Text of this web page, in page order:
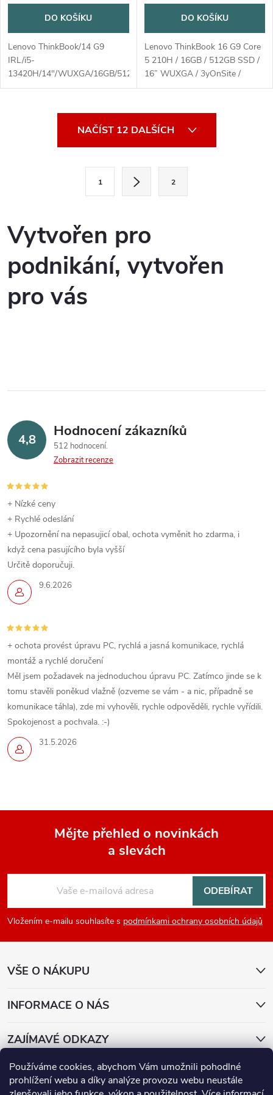
Používáme cookies, abychom Vám umožnili pohodlné
prohlížení webu a díky analýze provozu webu neustále
DO KOŠÍKU
Lenovo ThinkBook/14 G9
IRL/i5-
13420H/14"/WUXGA/16GB/512GB/Intel
int/W11P/Gray/3R On-Site
DO KOŠÍKU
Lenovo ThinkBook 16 G9 Core
5 210H / 16GB / 512GB SSD /
16” WUXGA / 3yOnSite /
Win11 Pro / šedá
d
a
c
í
k
y
v
p
i
s
u
NAČÍST 12 DALŠÍCH
á
n
k
o
v
á
1 2
Vytvořen pro
podnikání, vytvořen
pro vás
4,8 Hodnocení zákazníků
512 hodnocení
Zobrazit recenze
9.6.2026
+ Nízké ceny
+ Rychlé odeslání
+ Upozornění na nepasujicí obal, ochota vyměnit ho zdarma, i
když cena pasujícího byla vyšší
Určitě doporučuji.
31.5.2026
+ ochota provést úpravu PC, rychlá a jasná komunikace, rychlá
montáž a rychlé doručení
Měl jsem požadavek na jednoduchou úpravu PC. Zatímco jinde se k
tomu stavěli poněkud vlažně (ozveme se vám - a nic, případně se
komunikace táhla), zde mi vyhověli, rychle odpověděli, rychle vyřídili.
Spokojenost a pochvala. :-)
p
Mějte přehled o novinkách
a slevách
Vložením e-mailu souhlasíte s podmínkami ochrany osobních údajů
ODEBÍRAT
VŠE O NÁKUPU
INFORMACE O NÁS
ZAJÍMAVÉ ODKAZY
Přijímáme online platby